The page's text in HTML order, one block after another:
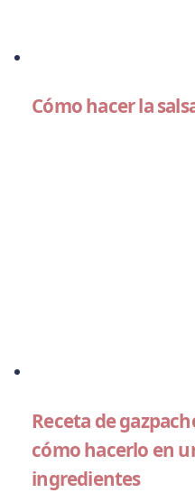
Cómo hacer la
Receta de
cómo hacerlo en
ingredientes